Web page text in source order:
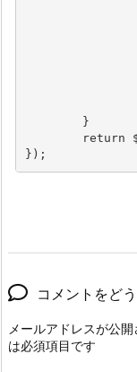
});
コメントをど
メールアドレスが公
は必須項目です